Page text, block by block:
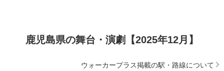
鹿児島県の舞台・演劇【2025年12月】
ウォーカープラス掲載の駅・路線について